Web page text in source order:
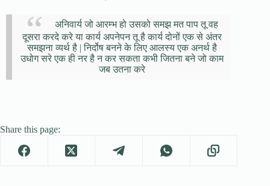
अनिवार्य जो आरम्भ हो उसको समझ मत पाप तू वह
दूसरा करदे करे या कार्य अपनेपन तू है कार्य दोनों एक से अंतर
समझना व्यर्थ है | निर्दोष बनने के लिए आलस्य एक अनर्थ है
उधोग सरे एक ही नर है न कर सकता कभी जितना बने जो काम
जब उतना करे
Share this page: